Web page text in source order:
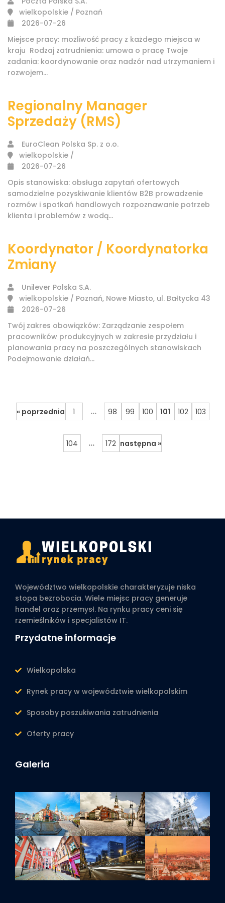
wielkopolskie / Poznań
2026-07-26
Miejsce pracy: możliwość pracy z każdego miejsca w
kraju​ ​ Rodzaj zatrudnienia: umowa o pracę Twoje
zadania: koordynowanie oraz nadzór nad utrzymaniem i
rozwojem...
Regionalny Manager
Sprzedaży (RMS)
EuroClean Polska Sp. z o.o.
wielkopolskie /
2026-07-26
Opis stanowiska: obsługa zapytań ofertowych
samodzielne pozyskiwanie klientów B2B prowadzenie
rozmów i spotkań handlowych rozpoznawanie potrzeb
klienta i problemów z wodą...
Koordynator / Koordynatorka
Zmiany
Unilever Polska S.A.
wielkopolskie / Poznań, Nowe Miasto, ul. Bałtycka 43
2026-07-26
Twój zakres obowiązków: Zarządzanie zespołem
pracowników produkcyjnych w zakresie przydziału i
planowania pracy na poszczególnych stanowiskach
Podejmowanie działań...
« poprzednia 1 ... 98 99 100 101 102 103
104 ... 172 następna »
Województwo wielkopolskie charakteryzuje niska
stopa bezrobocia. Wiele miejsc pracy generuje
handel oraz przemysł. Na rynku pracy ceni się
rzemieślników i specjalistów IT.
Przydatne informacje
Wielkopolska
Rynek pracy w województwie wielkopolskim
Sposoby poszukiwania zatrudnienia
Oferty pracy
Galeria